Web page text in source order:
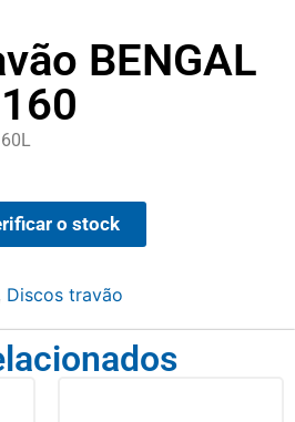
BENGAL
o stock
Discos travão